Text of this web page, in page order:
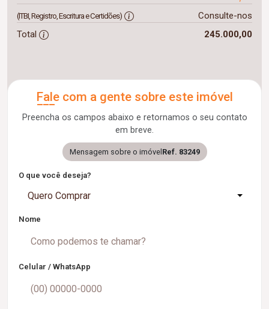
(ITBI, Registro, Escritura e Certidões)
Consulte-nos
Total
245.000,00
Fale com a gente sobre este imóvel
Preencha os campos abaixo e retornamos o seu contato
em breve.
Mensagem sobre o imóvel Ref. 83249
O que você deseja?
Quero Comprar
Nome
Celular / WhatsApp